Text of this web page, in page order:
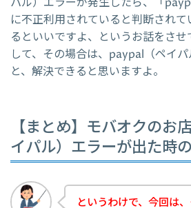
に不正利用されていると判断され
るといいですよ、というお話をさ
して、その場合は、paypal（ペイ
と、解決できると思いますよ。
【まとめ】モバオクのお
イパル）エラーが出た時
というわけで、今回は